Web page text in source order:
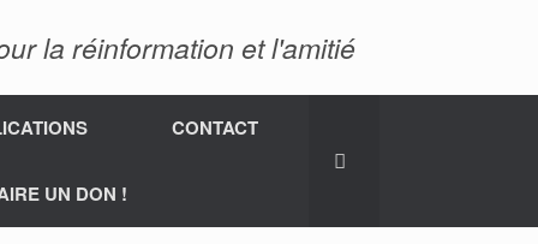
la réinformation et l'amitié
CONTACT
UN DON !